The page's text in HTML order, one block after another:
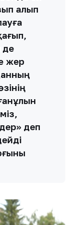
алып
де
жер
деп